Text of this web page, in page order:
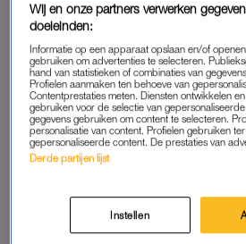
MARCEL EN ROAN IN IK
Maar Marcel en Roan zijn in Ik Vertrek
te slaan; ze gaan flink aan de slag met
de vader van Roan, Pieter (84) komt
plattelandom te helpen. Het plan is om
chateau een B&B te maken. Maar van
tegelijk), tot gesprongen
gevolg; het zit niet bepaald mee.
ook voor de nodige wrijvingen. “We
en het zijn toch wel drie verschillende
Wij en onze partners verwerken
doeleinden:
Informatie op een apparaat opslaan en/of
gebruiken om advertenties te selecteren.
hand van statistieken of combinaties van
Profielen aanmaken ten behoeve van
Contentprestaties meten. Diensten ontwikkelen
gebruiken voor de selectie van
gegevens gebruiken om content te selecteren.
personalisatie van content. Profielen gebruiken
gepersonaliseerde content. De prestaties van
Derde partijen lijst
Instellen